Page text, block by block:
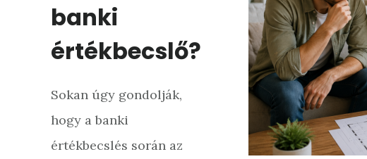
banki
értékbecslő?
Sokan úgy gondolják,
hogy a banki
értékbecslés során az